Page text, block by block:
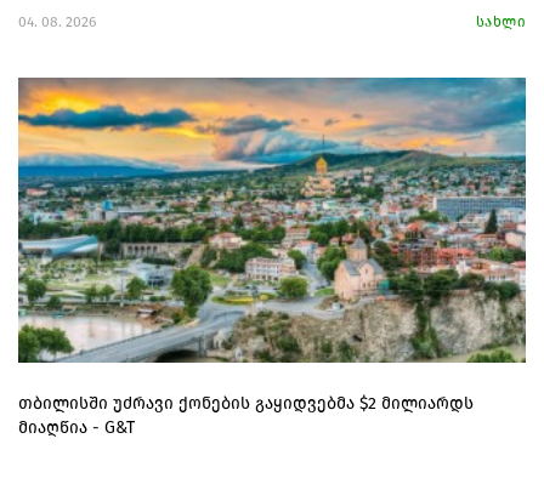
04. 08. 2026 სახლი
თბილისში უძრავი ქონების გაყიდვებმა $2 მილიარდს
მიაღწია - G&T